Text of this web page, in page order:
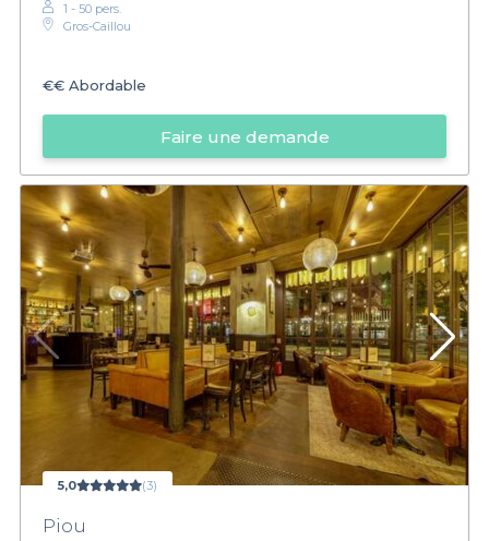
1 - 50 pers.
Gros-Caillou
€€ Abordable
Faire une demande
5,0 (3)
Piou